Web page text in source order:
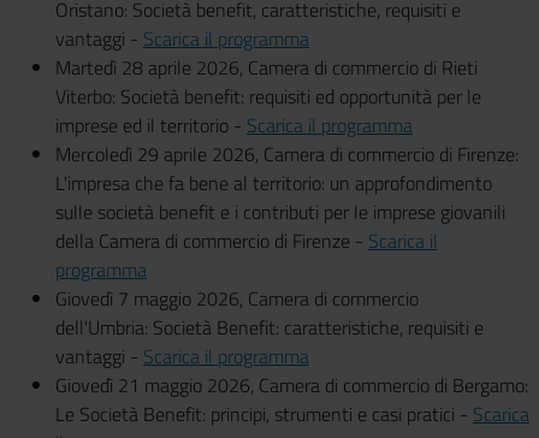
Oristano: Società benefit, caratteristiche, requisiti e
vantaggi - Scarica il programma
Martedì 28 aprile 2026, Camera di commercio di Rieti
Viterbo: Società benefit: requisiti ed opportunità per le
imprese ed il territorio - Scarica il programma
Mercoledì 29 aprile 2026, Camera di commercio di Firenze:
L'impresa che fa bene al territorio: un approfondimento
sulle società benefit e i contributi per le imprese giovanili
della Camera di commercio di Firenze - Scarica il
programma
Giovedì 7 maggio 2026, Camera di commercio
dell'Umbria: Società Benefit: caratteristiche, requisiti e
vantaggi - Scarica il programma
Giovedì 21 maggio 2026, Camera di commercio di Bergamo:
Le Società Benefit: principi, strumenti e casi pratici - Scarica